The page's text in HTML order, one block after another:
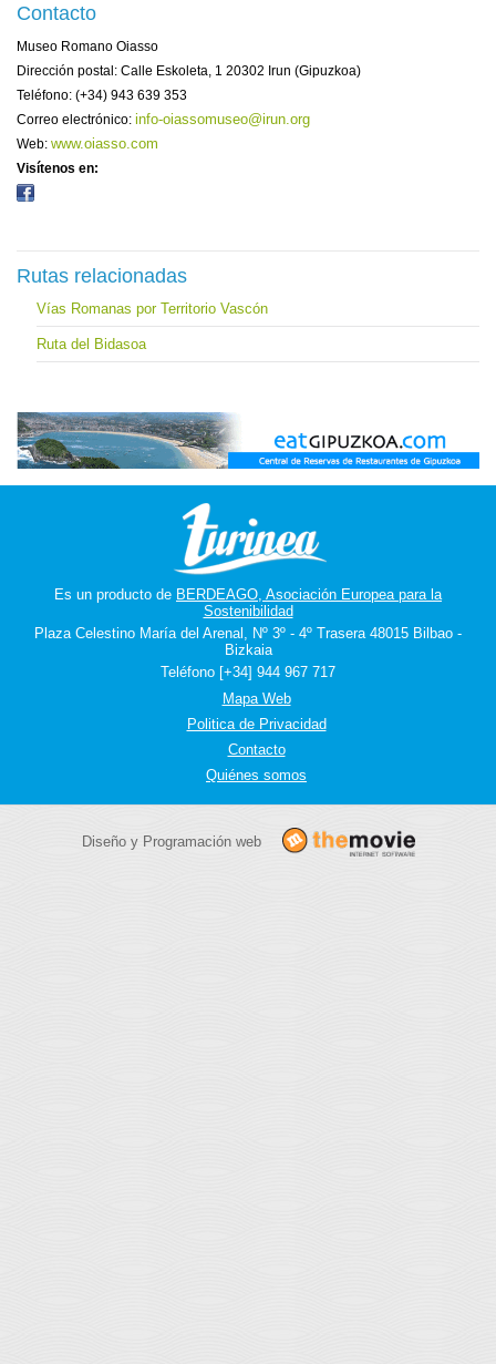
Contacto
Museo Romano Oiasso
Dirección postal: Calle Eskoleta, 1 20302 Irun (Gipuzkoa)
Teléfono: (+34) 943 639 353
Correo electrónico: info-oiassomuseo@irun.org
Web: www.oiasso.com
Visítenos en:
Rutas relacionadas
Vías Romanas por Territorio Vascón
Ruta del Bidasoa
Es un producto de BERDEAGO, Asociación Europea para la
Sostenibilidad
Plaza Celestino María del Arenal, Nº 3º - 4º Trasera 48015 Bilbao -
Bizkaia
Teléfono [+34] 944 967 717
Mapa Web
Politica de Privacidad
Contacto
Quiénes somos
Diseño y Programación web